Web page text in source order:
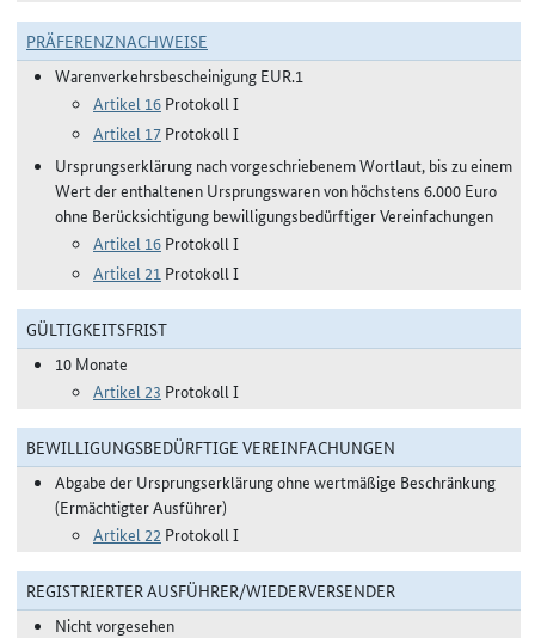
PRÄFERENZNACHWEISE
Warenverkehrsbescheinigung EUR.1
Artikel 16 Protokoll I
Artikel 17 Protokoll I
Ursprungserklärung nach vorgeschriebenem Wortlaut, bis zu einem
Wert der enthaltenen Ursprungswaren von höchstens 6.000 Euro
ohne Berücksichtigung bewilligungsbedürftiger Vereinfachungen
Artikel 16 Protokoll I
Artikel 21 Protokoll I
GÜLTIGKEITSFRIST
10 Monate
Artikel 23 Protokoll I
BEWILLIGUNGSBEDÜRFTIGE VEREINFACHUNGEN
Abgabe der Ursprungserklärung ohne wertmäßige Beschränkung
(Ermächtigter Ausführer)
Artikel 22 Protokoll I
REGISTRIERTER AUSFÜHRER/WIEDERVERSENDER
Nicht vorgesehen